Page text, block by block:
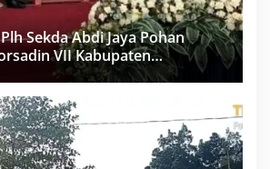
Sekda Abdi Jaya Pohan
VII Kabupaten